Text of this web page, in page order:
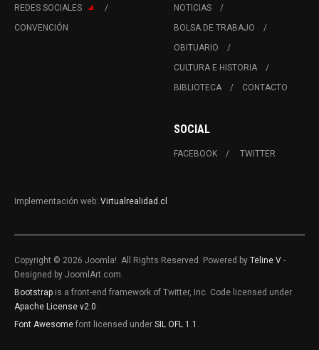
REDES SOCIALES
CONVENCIÓN
NOTICIAS
BOLSA DE TRABAJO
OBITUARIO
CULTURA E HISTORIA
BIBLIOTECA
CONTACTO
SOCIAL
FACEBOOK TWITTER
Implementación web: Virtualrealidad.cl
Copyright © 2026 Joomla!. All Rights Reserved. Powered by Teline V -
Designed by JoomlArt.com.
Bootstrap is a front-end framework of Twitter, Inc. Code licensed under
Apache License v2.0.
Font Awesome font licensed under SIL OFL 1.1 .